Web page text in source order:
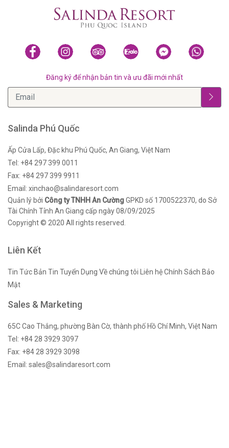
Đăng ký để nhận bản tin và ưu đãi mới nhất
Salinda Phú Quốc
Ấp Cửa Lấp, Đặc khu Phú Quốc, An Giang, Việt Nam
Tel: +84 297 399 0011
Fax: +84 297 399 9911
Email: xinchao@salindaresort.com
Quản lý bởi Công ty TNHH An CườngGPKD số 1700522370, do Sở
Tài Chính Tỉnh An Giang cấp ngày 08/09/2025
Copyright © 2020 All rights reserved.
Liên Kết
Tin Tức Bản Tin Tuyển Dụng Về chúng tôi Liên hệChính Sách Bảo
Mật
Sales & Marketing
65C Cao Thắng, phường Bàn Cờ, thành phố Hồ Chí Minh, Việt Nam
Tel: +84 28 3929 3097
Fax: +84 28 3929 3098
Email: sales@salindaresort.com